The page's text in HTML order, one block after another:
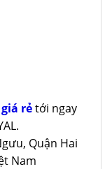
rẻtới ngay
Quận Hai
Nam